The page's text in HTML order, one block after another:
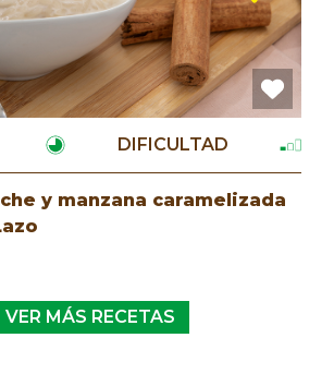
DIFICULTAD
y manzana caramelizada
VER MÁS RECETAS